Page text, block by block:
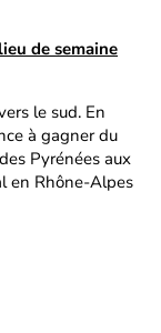
de semaine
le sud. En
à gagner du
Pyrénées aux
en Rhône-Alpes